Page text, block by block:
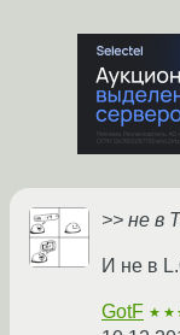
>> не в
И не в
GotF